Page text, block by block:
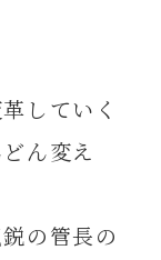
していく
ん変え
の管長の